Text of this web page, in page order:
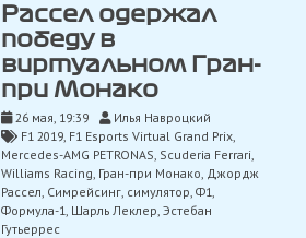
Рассел одержал
победу в
виртуальном Гран-
при Монако
26 мая, 19:39
Илья Навроцкий
F1 2019, F1 Esports Virtual Grand Prix,
Mercedes-AMG PETRONAS Scuderia Ferrari
Williams Racing Гран-при Монако Джордж
Рассел Симрейсинг, симулятор Ф1
Формула-1 Шарль Леклер Эстебан
Гутьеррес